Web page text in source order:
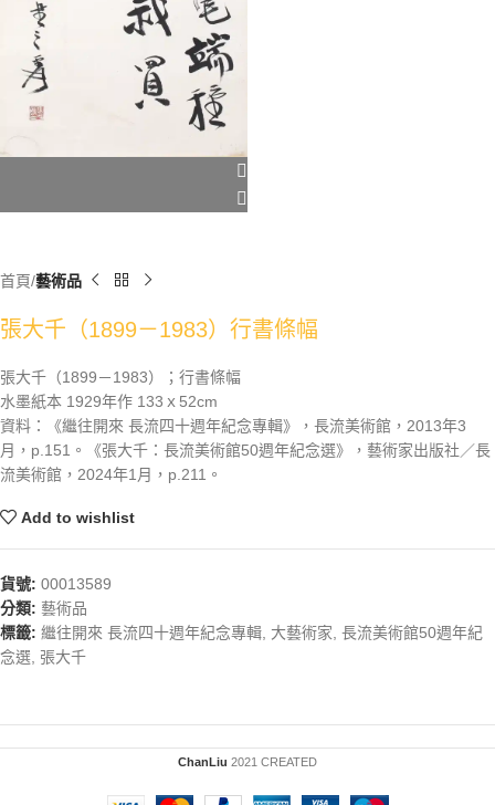
首頁 藝術品
張大千（1899－1983）行書條幅
張大千（1899－1983）；行書條幅
水墨紙本 1929年作 133ｘ52cm
資料：《繼往開來 長流四十週年紀念專輯》，長流美術館，2013年3
月，p.151。《張大千：長流美術館50週年紀念選》，藝術家出版社／長
流美術館，2024年1月，p.211。
Add to wishlist
貨號: 00013589
分類: 藝術品
標籤: 繼往開來 長流四十週年紀念專輯 大藝術家 長流美術館50週年紀
念選 張大千
ChanLiu 2021 CREATED